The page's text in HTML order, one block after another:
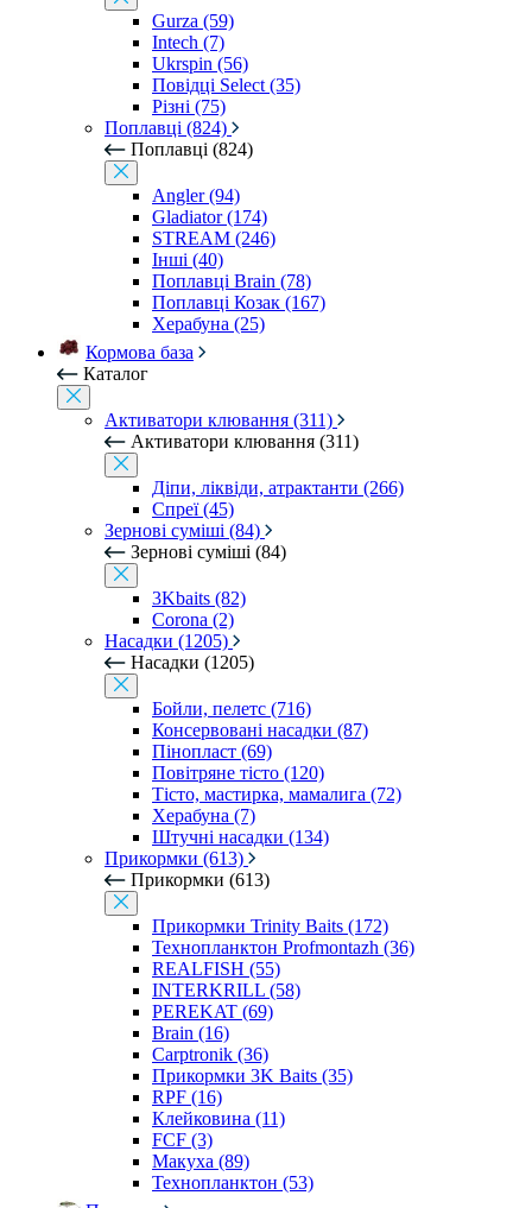
Gurza (59)
Intech (7)
Ukrspin (56)
Повідці Select (35)
Різні (75)
Поплавці (824)
Поплавці (824)
Angler (94)
Gladiator (174)
STREAM (246)
Інші (40)
Поплавці Brain (78)
Поплавці Козак (167)
Херабуна (25)
Кормова база
Каталог
Активатори клювання (311)
Активатори клювання (311)
Діпи, ліквіди, атрактанти (266)
Спреї (45)
Зернові суміші (84)
Зернові суміші (84)
3Kbaits (82)
Corona (2)
Насадки (1205)
Насадки (1205)
Бойли, пелетс (716)
Консервовані насадки (87)
Пінопласт (69)
Повітряне тісто (120)
Тісто, мастирка, мамалига (72)
Херабуна (7)
Штучні насадки (134)
Прикормки (613)
Прикормки (613)
Прикормки Trinity Baits (172)
Технопланктон Profmontazh (36)
REALFISH (55)
INTERKRILL (58)
PEREKAT (69)
Brain (16)
Carptronik (36)
Прикормки 3K Baits (35)
RPF (16)
Клейковина (11)
FCF (3)
Макуха (89)
Технопланктон (53)